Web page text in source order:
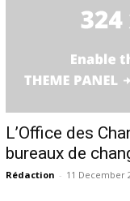
L’Office des
bureaux de
Rédaction - 11 December